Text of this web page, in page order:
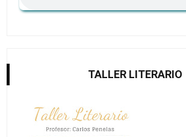
TALLER LITERARIO